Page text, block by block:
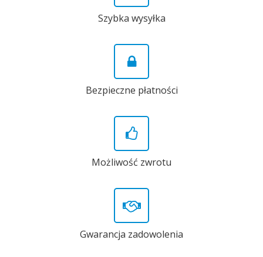
Szybka wysyłka
Bezpieczne płatności
Możliwość zwrotu
Gwarancja zadowolenia